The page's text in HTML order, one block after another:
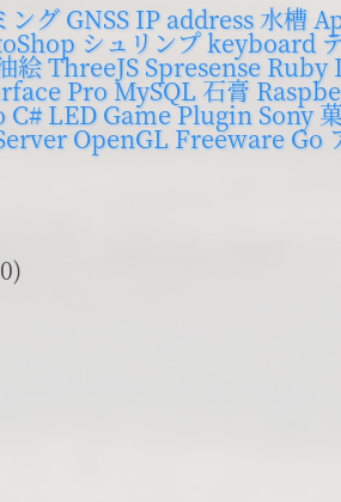
ング GNSS IP address水槽
シュリンプkeyboard
絵ThreeJS Spresense Ruby
ProMySQL石膏
C# LED GamePlugin Sony
OpenGL Freeware Go